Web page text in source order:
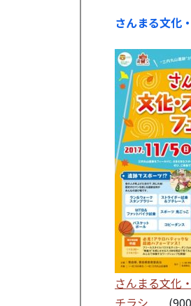
さんまる文化
さんまる文化
チラシ